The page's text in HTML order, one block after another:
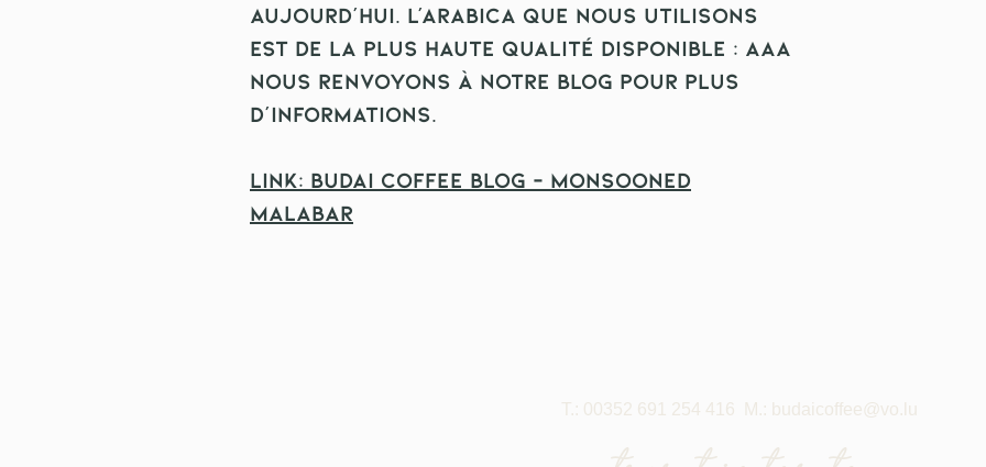
aujourd'hui. L'arabica que nous utilisons
est de la plus haute qualité disponible : AAA
Nous renvoyons à notre blog pour plus
d'informations.
Link: Budai Coffee Blog - Monsooned
Malabar
T.: 00352 691 254 416 M.: budaicoffee@vo.lu